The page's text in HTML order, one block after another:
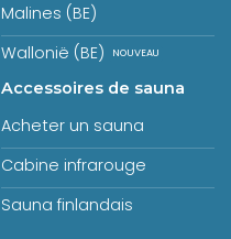
Malines (BE)
Wallonië (BE)
Accessoires de sauna
Acheter un sauna
Cabine infrarouge
Sauna finlandais